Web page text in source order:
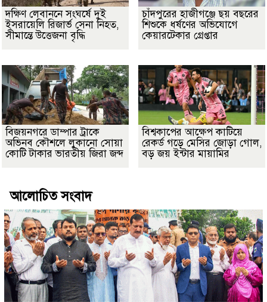
দক্ষিণ লেবাননে সংঘর্ষে দুই
ইসরায়েলি রিজার্ভ সেনা নিহত,
সীমান্তে উত্তেজনা বৃদ্ধি
চাঁদপুরের হাজীগঞ্জে ছয় বছরের
শিশুকে ধর্ষণের অভিযোগে
কেয়ারটেকার গ্রেপ্তার
বিজয়নগরে ডাম্পার ট্রাকে
অভিনব কৌশলে লুকানো সোয়া
কোটি টাকার ভারতীয় জিরা জব্দ
বিশ্বকাপের আক্ষেপ কাটিয়ে
রেকর্ড গড়ে মেসির জোড়া গোল,
বড় জয় ইন্টার মায়ামির
আলোচিত সংবাদ